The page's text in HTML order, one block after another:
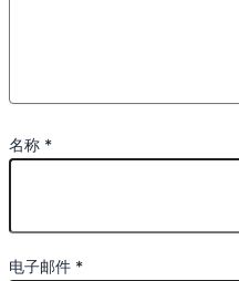
名称 *
电子邮件 *